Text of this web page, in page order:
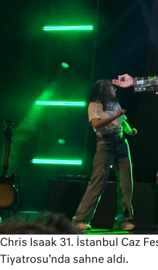
Chris Isaak 31. İstanbul Caz
Tiyatrosu’nda sahne aldı.